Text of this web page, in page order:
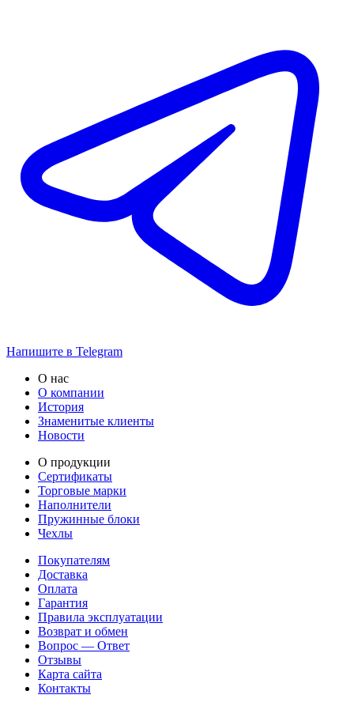
Напишите в Telegram
О нас
О компании
История
Знаменитые клиенты
Новости
О продукции
Сертификаты
Торговые марки
Наполнители
Пружинные блоки
Чехлы
Покупателям
Доставка
Оплата
Гарантия
Правила эксплуатации
Возврат и обмен
Вопрос — Ответ
Отзывы
Карта сайта
Контакты